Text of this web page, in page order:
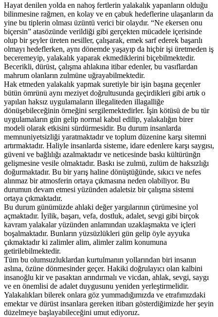
Hayat denilen yolda en nahoş fertlerin yalakalık yapanların olduğu
bilinmesine rağmen, en kolay ve en çabuk hedeflerine ulaşanların da
yine bu tiplerin olması üzüntü verici bir olaydır. “Ne ekersen onu
biçersin” atasözünde verildiği gibi gerçekten mücadele içerisinde
olup bir şeyler üreten nesiller, çalışarak, emek sarf ederek başarılı
olmayı hedeflerken, aynı dönemde yaşayıp da hiçbir işi üretmeden iş
beceremeyip, yalakalık yaparak ekmediklerini biçebilmektedir.
Becerikli, dürüst, çalışma ahlakına itibar edenler, bu vasıflardan
mahrum olanların zulmüne uğrayabilmektedir.
Hak etmeden yalakalık yapmak suretiyle bir işin başına geçenler
bütün ömrünü aynı meziyet doğrultusunda geçirdikleri gibi artık o
yapılan haksız uygulamaların illegaliteden illagalliğe
dönüşebileceğinin örneğini sergilemektedirler. İşin kötüsü de bu tür
uygulamaların gün gelip normal kabul edilip, yalakalığın birer
modeli olarak etkisini sürdürmesidir. Bu durum insanlarda
memnuniyetsizliği yaratmaktadır ve toplum düzenine karşı sitemni
artırmaktadır. Haliyle insanlarda sisteme, idare edenlere karşı saygısı,
güveni ve bağlılığı azalmaktadır ve neticesinde baskı kültürünğn
gelişmesine vesile olmaktadır. Baskı ise zulmü, zulüm de haksızlığı
doğurmaktadır. Bu bir yarış haline dönüştüğünde, sıkıcı ve nefes
alınmaz bir atmosferin ortaya çıkmasına neden olabiliyor. Bu
durumun devam etmesi yüzünden adaletsiz bir çalışma sistemi
ortaya çıkmaktadır.
Bu durum günümüzde ahlaki değer yargılarının çürümesine yol
açmaktadır. İyilik, başarı, vefa, dostluk, adalet, sevgi gibi birçok
kavram yalakalar yüzünden anlamından uzaklaşmakta ve içleri
boşalmaktadır. Bunların yüzsüzlükleri gün gelip öyle ayyuka
çıkmaktadır ki zalimler alim, alimler zalim konumuna
getirilebilmektedir.
Tüm bu olumsuzluklardan kurtulmanın yollarından biri insanın
aslına, özüne dönmesinder geçer. Hakiki doğrulayıcı olan kalbini
insanoğlu kir ve pasaktan arındırmalı ve vicdan, ahlak, sevgi, saygı
ve en önemlisi de adalet duygusunu yeniden yerleştirmelidir.
Yalakalıkları bilerek onlara göz yummadığımızda ve etrafımızdaki
emektar ve dürüst insanlara gereken itibarı gösterdiğimizde her şeyin
düzelmeye başlayabileceğini umut ediyoruz.